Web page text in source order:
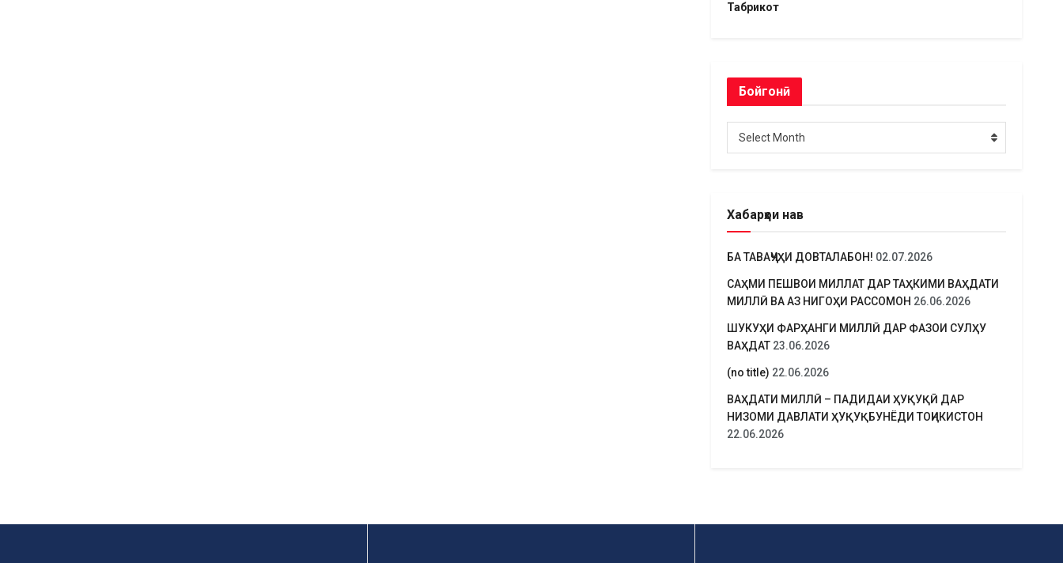
Табрикот
Бойгонӣ
Select Month
Хабарҳои нав
БА ТАВАҶҶУҲИ ДОВТАЛАБОН! 02.07.2026
САҲМИ ПЕШВОИ МИЛЛАТ ДАР ТАҲКИМИ ВАҲДАТИ
МИЛЛӢ ВА АЗ НИГОҲИ РАССОМОН 26.06.2026
ШУКУҲИ ФАРҲАНГИ МИЛЛӢ ДАР ФАЗОИ СУЛҲУ
ВАҲДАТ 23.06.2026
(no title) 22.06.2026
ВАҲДАТИ МИЛЛӢ – ПАДИДАИ ҲУҚУҚӢ ДАР
НИЗОМИ ДАВЛАТИ ҲУҚУҚБУНЁДИ ТОҶИКИСТОН
22.06.2026